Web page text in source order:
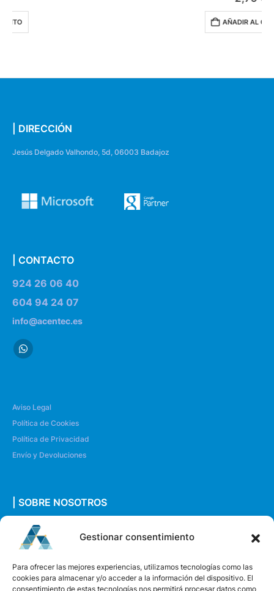
Gestionar consentimiento
Para ofrecer las mejores experiencias, utilizamos tecnologías como las
cookies para almacenar y/o acceder a la información del dispositivo. El
consentimiento de estas tecnologías nos permitirá procesar datos como
| DIRECCIÓN
Jesús Delgado Valhondo, 5d, 06003 Badajoz
| CONTACTO
924 26 06 40
604 94 24 07
info@acentec.es
Aviso Legal
Política de Cookies
Política de Privacidad
Envío y Devoluciones
| SOBRE NOSOTROS
Quiénes somos
Envíanos un mensaje